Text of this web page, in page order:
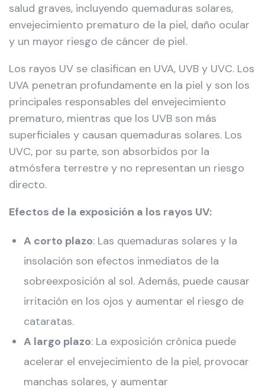
salud graves, incluyendo quemaduras solares,
envejecimiento prematuro de la piel, daño ocular
y un mayor riesgo de cáncer de piel.
Los rayos UV se clasifican en UVA, UVB y UVC. Los
UVA penetran profundamente en la piel y son los
principales responsables del envejecimiento
prematuro, mientras que los UVB son más
superficiales y causan quemaduras solares. Los
UVC, por su parte, son absorbidos por la
atmósfera terrestre y no representan un riesgo
directo.
Efectos de la exposición a los rayos UV:
A corto plazo: Las quemaduras solares y la
insolación son efectos inmediatos de la
sobreexposición al sol. Además, puede causar
irritación en los ojos y aumentar el riesgo de
cataratas.
A largo plazo: La exposición crónica puede
acelerar el envejecimiento de la piel, provocar
manchas solares, y aumentar